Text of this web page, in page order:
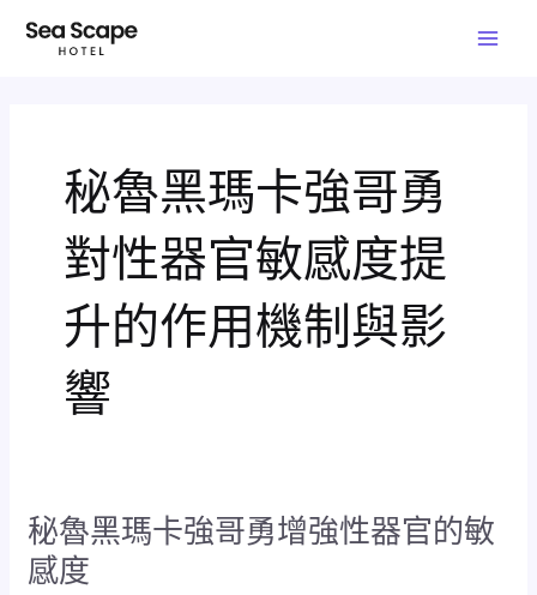
秘魯黑瑪卡強哥勇
對性器官敏感度提
升的作用機制與影
響
秘魯黑瑪卡強哥勇增強性器官的敏
感度
秘
魯
黑